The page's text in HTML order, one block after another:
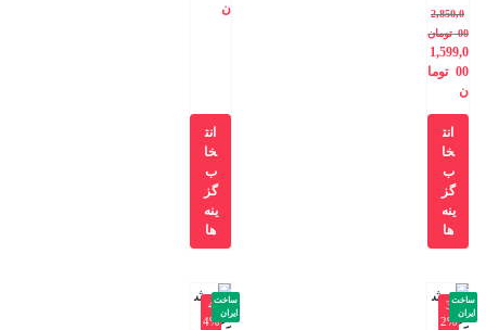
2,850,0
00 تومان
1,599,0
00 توما
ن
انت
خا
ب
گز
ینه
ها
ن
انت
خا
ب
گز
ینه
ها
-3
2%
ساخت
ایران
-4
4%
ساخت
ایران